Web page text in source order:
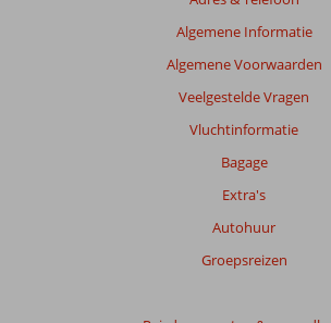
Algemene Informatie
Algemene Voorwaarden
Veelgestelde Vragen
Vluchtinformatie
Bagage
Extra's
Autohuur
Groepsreizen